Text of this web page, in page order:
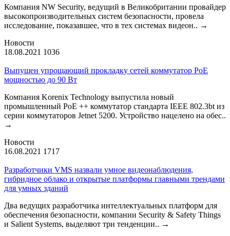
Компания NW Security, ведущий в Великобритании провайдер
высокопроизводительных систем безопасности, провела
исследование, показавшее, что в тех системах видеон.. →
Новости
18.08.2021 1036
Выпущен упрощающий прокладку сетей коммутатор PoE
мощностью до 90 Вт
Компания Korenix Technology выпустила новый
промышленный PoE ++ коммутатор стандарта IEEE 802.3bt из
серии коммутаторов Jetnet 5200. Устройство нацелено на обес..
→
Новости
16.08.2021 1717
Разработчики VMS назвали умное видеонаблюдения,
гибридное облако и открытые платформы главными трендами
для умных зданий
Два ведущих разработчика интеллектуальных платформ для
обеспечения безопасности, компании Security & Safety Things
и Salient Systems, выделяют три тенденции.. →